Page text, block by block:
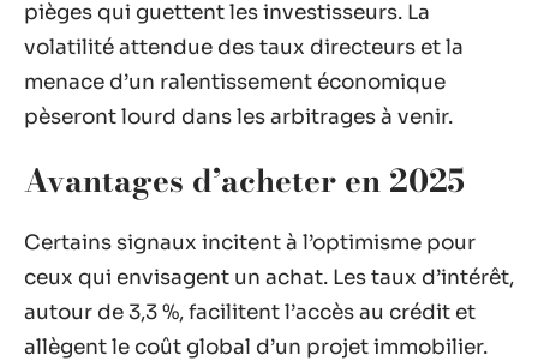
pièges qui guettent les investisseurs. La
volatilité attendue des taux directeurs et la
menace d’un ralentissement économique
pèseront lourd dans les arbitrages à venir.
Avantages d’acheter en 2025
Certains signaux incitent à l’optimisme pour
ceux qui envisagent un achat. Les taux d’intérêt,
autour de 3,3 %, facilitent l’accès au crédit et
allègent le coût global d’un projet immobilier.